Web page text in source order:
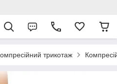
трикотаж